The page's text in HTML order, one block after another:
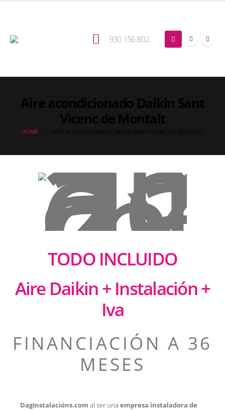
930 156 802
HOME
TODO INCLUIDO
Aire Daikin + Instalación +
Iva
FINANCIACIÓN A 36
MESES
DagInstalacións.com al ser unaempresa instaladora de